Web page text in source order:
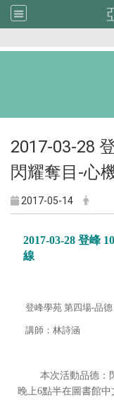
2017-03-28
閃耀奪目-心
2017-05-14
2017-03-28 登峰
線
登峰學苑 第四場-品
講師 ：林詩涵
本次活動品德：
晚上6點半在圖書館